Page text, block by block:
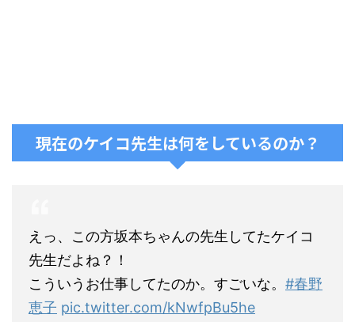
現在のケイコ先生は何をしているのか？
えっ、この方坂本ちゃんの先生してたケイコ
先生だよね？！
こういうお仕事してたのか。すごいな。 #春野
恵子 pic.twitter.com/kNwfpBu5he